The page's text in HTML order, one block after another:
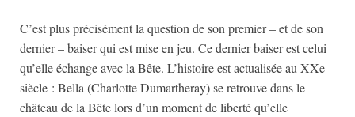
C’est plus précisément la question de son premier – et de son
dernier – baiser qui est mise en jeu. Ce dernier baiser est celui
qu’elle échange avec la Bête. L’histoire est actualisée au XXe
siècle : Bella (Charlotte Dumartheray) se retrouve dans le
château de la Bête lors d’un moment de liberté qu’elle